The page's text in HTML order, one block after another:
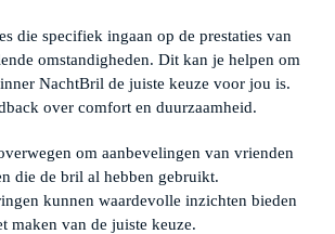
die specifiek ingaan op de prestaties van
omstandigheden. Dit kan je helpen om
NachtBril de juiste keuze voor jou is.
over comfort en duurzaamheid.
om aanbevelingen van vrienden
die de bril al hebben gebruikt.
kunnen waardevolle inzichten bieden
maken van de juiste keuze.